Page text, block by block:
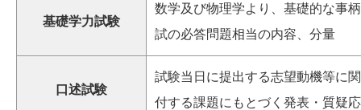
基礎学力試験
数学及び物理学より、基礎的な事
試の必答問題相当の内容、分量
口述試験
試験当日に提出する志望動機等に
付する課題にもとづく発表・質疑